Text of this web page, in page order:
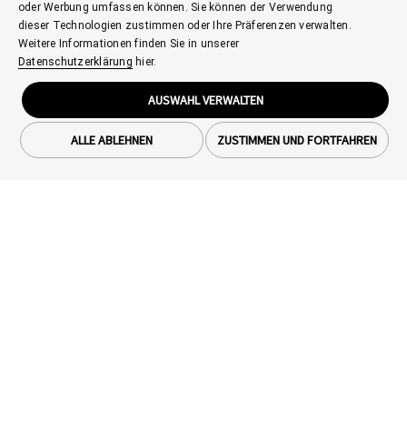
oder Werbung umfassen können. Sie können der Verwendung
dieser Technologien zustimmen oder Ihre Präferenzen verwalten.
Weitere Informationen finden Sie in unserer
Datenschutzerklärung hier.
AUSWAHL VERWALTEN
ZUSTIMMEN UND FORTFAHREN
ALLE ABLEHNEN